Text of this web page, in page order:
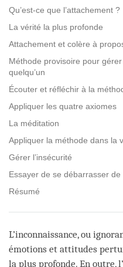
Qu’est-ce que l’attachement ?
La vérité la plus profonde
Attachement et colère à
Méthode provisoire pour
quelqu’un
Écouter et réfléchir à la
Appliquer les quatre axiomes
La méditation
Appliquer la méthode dans la
Gérer l’insécurité
Essayer de se débarrasser
Résumé
L’inconnaissance, ou
émotions et attitudes
la plus profonde. En outre,